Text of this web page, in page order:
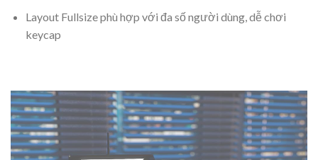
Layout Fullsize phù hợp với đa số người dùng, dễ chơi
keycap